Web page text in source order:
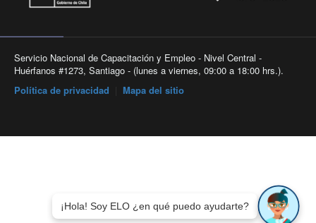
Servicio Nacional de Capacitación y Empleo - Nivel Central -
Huérfanos #1273, Santiago - (lunes a viernes, 09:00 a 18:00 hrs.).
Política de privacidad
Mapa del sitio
¡Hola! Soy ELO ¿en qué puedo ayudarte?